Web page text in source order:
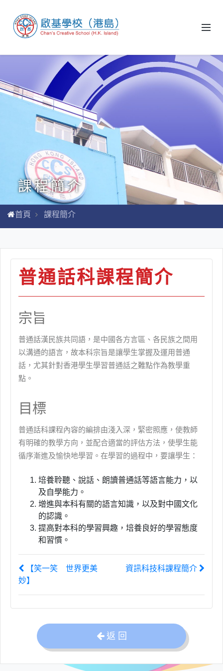
課程簡介
首頁 課程簡介
普通話科課程簡介
宗旨
普通話漢民族共同語，是中國各方言區、各民族之間用
以溝通的語言，故本科宗旨是讓學生掌握及運用普通
話，尤其針對香港學生學習普通話之難點作為教學重
點。
目標
普通話科課程內容的編排由淺入深，緊密照應，使教師
有明確的教學方向，並配合適當的評估方法，使學生能
循序漸進及愉快地學習。在學習的過程中，要讓學生：
培養聆聽、說話、朗讀普通話等語言能力，以
及自學能力。
增進與本科有關的語言知識，以及對中國文化
的認識。
提高對本科的學習興趣，培養良好的學習態度
和習慣。
【笑一笑 世界更美
妙】
資訊科技科課程簡介
返 回